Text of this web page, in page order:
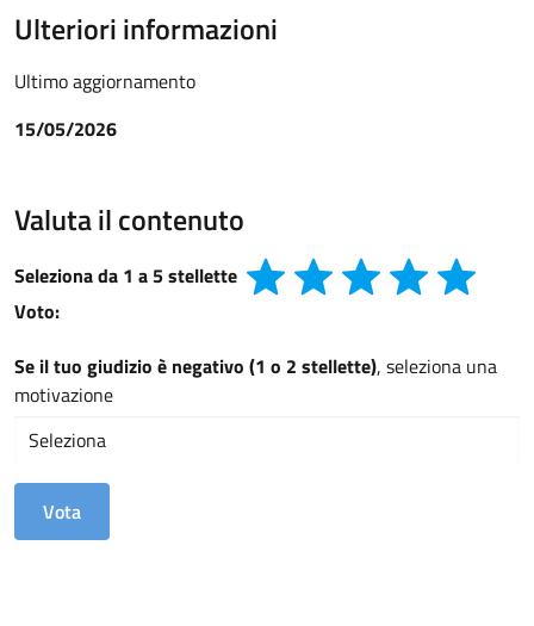
Ulteriori informazioni
Ultimo aggiornamento
15/05/2026
Valuta il contenuto
Seleziona da 1 a 5 stellette
Voto:
Se il tuo giudizio è negativo (1 o 2 stellette), seleziona una
motivazione